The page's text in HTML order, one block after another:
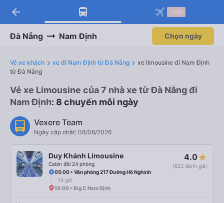
arrow_back -30k
Đà Nẵng Nam Định Chọn ngày
Vé xe khách xe đi Nam Định từ Đà Nẵng
xe limousine đi Nam Định
từ Đà Nẵng
Vé xe Limousine của 7 nhà xe từ Đà Nẵng đi
Nam Định: 8 chuyến mỗi ngày
Vexere Team
Ngày cập nhật: 08/08/2026
Duy Khánh Limousine
Cabin đôi 24 phòng
4.0
(823 đánh giá)
05:00 • Văn phòng 217 Đường Hồ Nghinh
14 giờ
19:00 • Big C Nam Định